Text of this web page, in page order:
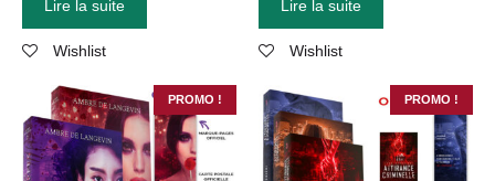
Lire la suite
Wishlist
Lire la suite
Wishlist
PROMO ! PROMO !